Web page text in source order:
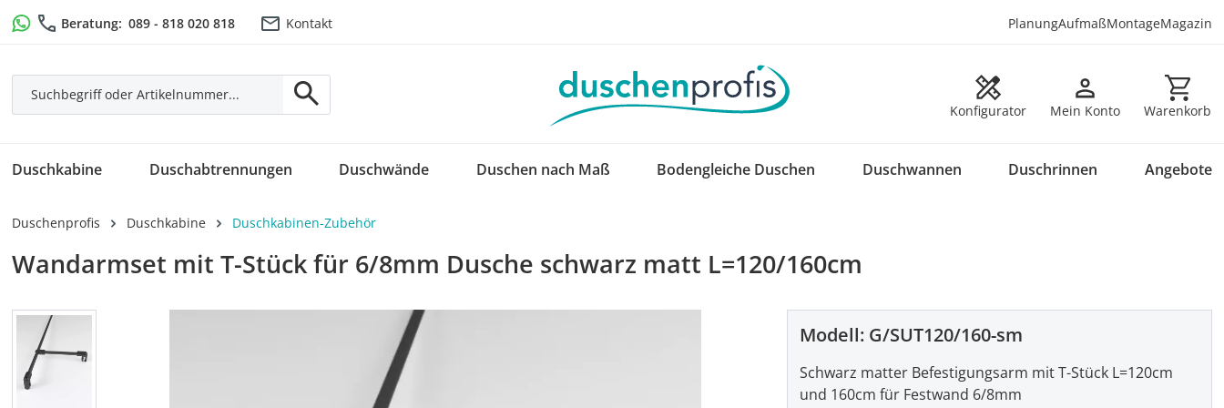
Hauptinhalt springen
Zur Suche springen
Zur Hauptnavigation springen
Beratung: 089 - 818 020 818 Kontakt PlanungAufmaßMontageMagazin
Konfigurator Mein Konto Warenkorb
Warenkorb
Duschkabine Duschabtrennungen Duschwände Duschen nach Maß Bodengleiche Duschen Duschwannen Duschrinnen Angebote
Duschenprofis Duschkabine Duschkabinen-Zubehör
Wandarmset mit T-Stück für 6/8mm Dusche schwarz matt L=120/160cm
Bildergalerie überspringen
Modell: G/SUT120/160-sm
Schwarz matter Befestigungsarm mit T-Stück L=120cm
und 160cm für Festwand 6/8mm